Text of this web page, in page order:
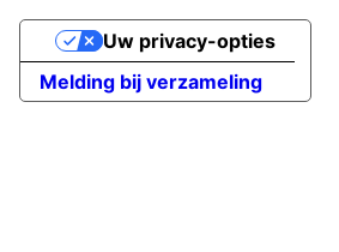
Melding bij verzameling
Uw privacy-opties